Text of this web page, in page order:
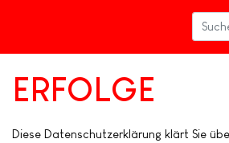
ERFOLGE
Diese Datenschutzerklärung klärt Sie